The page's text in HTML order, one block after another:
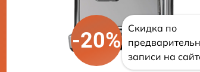
-20%
Скидка по
записи на